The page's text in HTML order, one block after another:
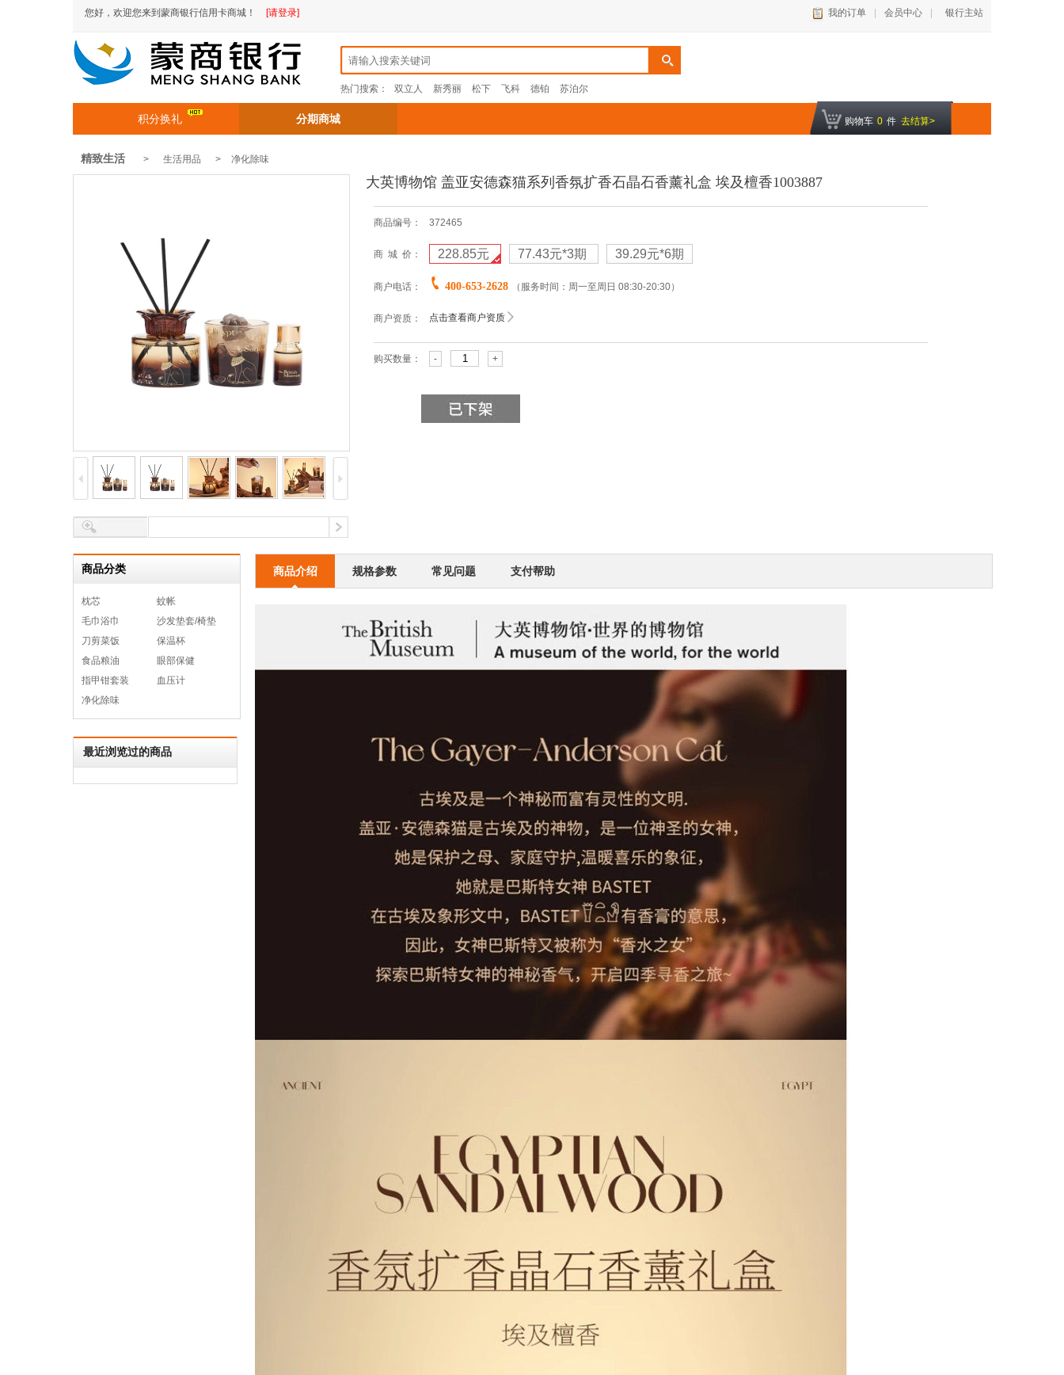
您好，欢迎您来到蒙商银行信用卡商城！ [请登录] 我的订单 会员中心 银行主站
热门搜索： 双立人 新秀丽 松下 飞科 德铂 苏泊尔
积分换礼 分期商城 购物车 0 件 去结算>
精致生活 > 生活用品 > 净化除味
大英博物馆 盖亚安德森猫系列香氛扩香石晶石香薰礼盒 埃及檀香1003887
商品编号： 372465
商 城 价： 228.85元 77.43元*3期 39.29元*6期
商户电话： 400-653-2628 （服务时间：周一至周日 08:30-20:30）
商户资质： 点击查看商户资质
购买数量： - +
商品分类
枕芯
蚊帐
毛巾浴巾
沙发垫套/椅垫
刀剪菜饭
保温杯
食品粮油
眼部保健
指甲钳套装
血压计
净化除味
最近浏览过的商品
商品介绍 规格参数 常见问题 支付帮助